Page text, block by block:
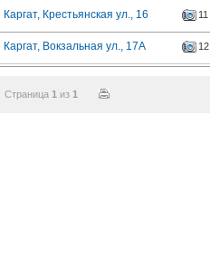
Каргат, Крестьянская ул., 16
11
Каргат, Вокзальная ул., 17А 12
Страница 1 из 1